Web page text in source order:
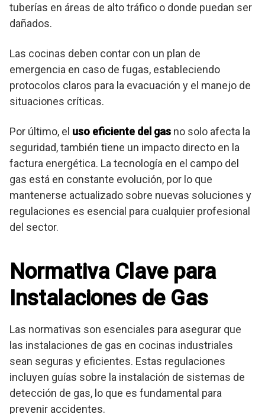
tuberías en áreas de alto tráfico o donde puedan ser
dañados.
Las cocinas deben contar con un plan de
emergencia en caso de fugas, estableciendo
protocolos claros para la evacuación y el manejo de
situaciones críticas.
Por último, el uso eficiente del gas no solo afecta la
seguridad, también tiene un impacto directo en la
factura energética. La tecnología en el campo del
gas está en constante evolución, por lo que
mantenerse actualizado sobre nuevas soluciones y
regulaciones es esencial para cualquier profesional
del sector.
Normativa Clave para
Instalaciones de Gas
Las normativas son esenciales para asegurar que
las instalaciones de gas en cocinas industriales
sean seguras y eficientes. Estas regulaciones
incluyen guías sobre la instalación de sistemas de
detección de gas, lo que es fundamental para
prevenir accidentes.